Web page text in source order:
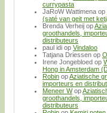
currypasta
JaRoW Wattimena op
(saté van geit met
Brenda Verheij op
groothandels,
distributeurs
paul idi op Vindaloo
Tatjana Driessen op
Irene Jongebloed op
Hong in Amsterdam
Robin opAziatische
importeurs en
Meneer Wop
groothandels,
distributeurs